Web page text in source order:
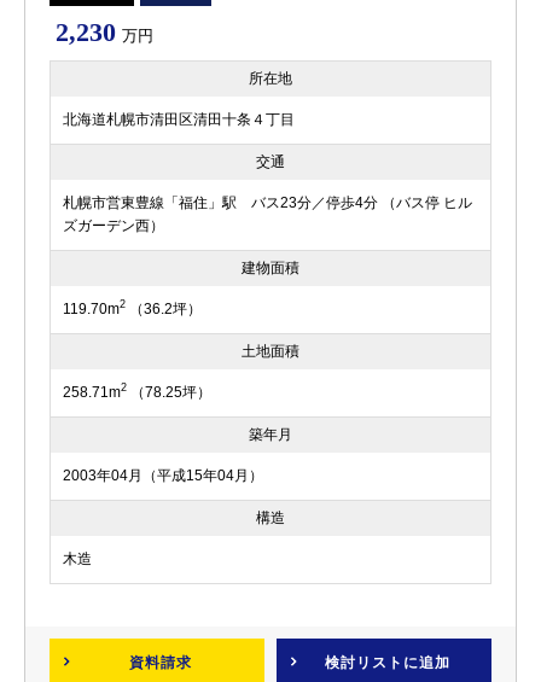
2,230 万円
所在地
北海道札幌市清田区清田十条４丁目
交通
札幌市営東豊線「福住」駅 バス23分／停歩4分 （バス停 ヒル
ズガーデン西）
建物面積
119.70m2 （36.2坪）
土地面積
258.71m2 （78.25坪）
築年月
2003年04月（平成15年04月）
構造
木造
資料請求 検討リスト に追加